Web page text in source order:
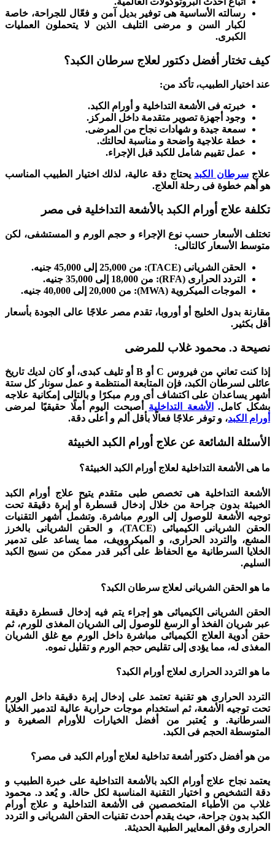
رسالته الأساسية هى توفير بديل آمن و فعّال للجراحة، خاصة
لكبار السن و مرضى التليف الذين لا يتحملون العمليات
الكبرى.
كيف تختار أفضل دكتور لعلاج سرطان الكبد؟
عند اختيار الطبيب، تأكد من:
خبرته فى الأشعة التداخلية و أورام الكبد.
وجود أجهزة تصوير متقدمة داخل المركز.
سمعة جيدة و شهادات نجاح من المرضى.
خطة علاجية واضحة و مناسبة لحالتك.
عمل تقييم شامل للكبد قبل الإجراء.
علاجسرطان الكبد يحتاج دقة عالية، لذلك اختيار الطبيب المناسب
هو أهم خطوة فى رحلة العلاج.
تكلفة علاج أورام الكبد بالأشعة التداخلية فى مصر
تختلف الأسعار حسب نوع الإجراء و حجم الورم و المستشفى، لكن
متوسط الأسعار كالتالى:
الحقن الشريانى (TACE):
من 25,000 إلى 45,000 جنيه.
التردد الحرارى (RFA):
من 18,000 إلى 35,000 جنيه.
الموجات الميكروية (MWA):
من 20,000 إلى 40,000 جنيه.
مقارنة بدول الخليج أو أوروبا، تقدم مصر علاجًا عالى الجودة بأسعار
أقل بكثير.
نصيحة د. محمود غلاب للمرضى
إذا كنت تعاني من فيروس C أو B أو تليف كبدى، أو كان لديك تاريخ
عائلى لسرطان الكبد، فإن المتابعة المنتظمة و عمل سونار كل ستة
أشهر يساعدان على اكتشاف أى ورم مبكرًا و بالتالى إمكانية علاجه
بشكل كامل.
الأشعة التداخلية أصبحت اليوم أملًا حقيقيًا لمرضى
أورام الكبد، و توفر علاجًا فعالًا بأقل ألم و أعلى دقة.
الأسئلة الشائعة عن علاج أورام الكبد الخبيثة
ما هى الأشعة التداخلية لعلاج أورام الكبد الخبيثة؟
الأشعة التداخلية هى تخصص طبى متقدم يتيح علاج أورام الكبد
الخبيثة بدون جراحة من خلال إدخال قسطرة أو إبرة دقيقة تحت
توجيه الأشعة للوصول إلى الورم مباشرة. وتشمل أشهر التقنيات
الحقن الشريانى الكيميائى (TACE)، و الحقن الشريانى بالخرز
المشع، والتردد الحرارى، و الميكروويف، مما يساعد على تدمير
الخلايا السرطانية مع الحفاظ على أكبر قدر ممكن من نسيج الكبد
السليم.
ما هو الحقن الشريانى لعلاج سرطان الكبد؟
الحقن الشريانى الكيميائى هو إجراء يتم فيه إدخال قسطرة دقيقة
عبر شريان الفخذ أو الرسغ للوصول إلى الشريان المغذى للورم، ثم
حقن أدوية العلاج الكيميائى مباشرة داخل الورم مع غلق الشريان
المغذى له، مما يؤدى إلى تقليص حجم الورم و تقليل نموه.
ما هو التردد الحرارى لعلاج أورام الكبد؟
التردد الحرارى هو تقنية تعتمد على إدخال إبرة دقيقة داخل الورم
تحت توجيه الأشعة، ثم استخدام موجات حرارية عالية لتدمير الخلايا
السرطانية. و يُعتبر من أفضل الخيارات للأورام الصغيرة و
المتوسطة الحجم فى الكبد.
من هو أفضل دكتور أشعة تداخلية لعلاج أورام الكبد فى مصر؟
يعتمد نجاح علاج أورام الكبد بالأشعة التداخلية على خبرة الطبيب و
دقة التشخيص و اختيار التقنية المناسبة لكل حالة. و يُعد د. محمود
غلاب من الأطباء المتخصصين فى الأشعة التداخلية و علاج أورام
الكبد بدون جراحة، حيث يقدم أحدث تقنيات الحقن الشريانى و التردد
الحرارى وفق المعايير الطبية الحديثة.